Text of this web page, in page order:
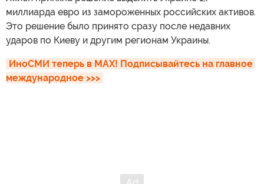
миллиарда евро из замороженных российских активов.
Это решение было принято сразу после недавних
ударов по Киеву и другим регионам Украины.
ИноСМИ теперь в MAX! Подписывайтесь на главное
международное >>>